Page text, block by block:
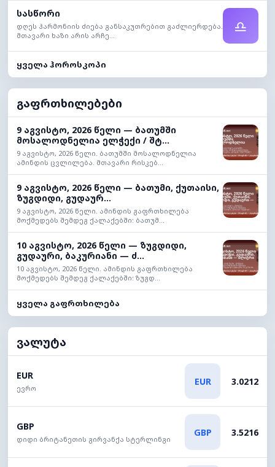
სასწორი
დღეს ჰარმონიის ძიება განსაკუთრებით გაძლიერდება.
მთავარი ხაზი არის არჩე...
♎
ყველა ჰოროსკოპი
გაფრთხილებები
9 აგვისტო, 2026 წელი — ბათუმში
მოსალოდნელია ელჭექი / შტ...
9 აგვისტო, 2026 წელი. ბათუმში მოსალოდნელია
ამინდის ცვლილება. მთავარი რისკებ...
9 აგვისტო, 2026 წელი — ბათუმი, ქუთაისი,
ზუგდიდი, გუდაურ...
9 აგვისტო, 2026 წელი. ამინდის გაფრთხილება
მოქმედებს შემდეგ ქალაქებში: ბათუმ...
10 აგვისტო, 2026 წელი — ზუგდიდი,
გუდაური, ბაკურიანი — ძ...
10 აგვისტო, 2026 წელი. ამინდის გაფრთხილება
მოქმედებს შემდეგ ქალაქებში: ზუგდ...
ყველა გაფრთხილება
ვალუტა
EUR
ევრო
EUR 3.0212
GBP
დიდი ბრიტანეთის გირვანქა სტერლინგი
GBP 3.5216